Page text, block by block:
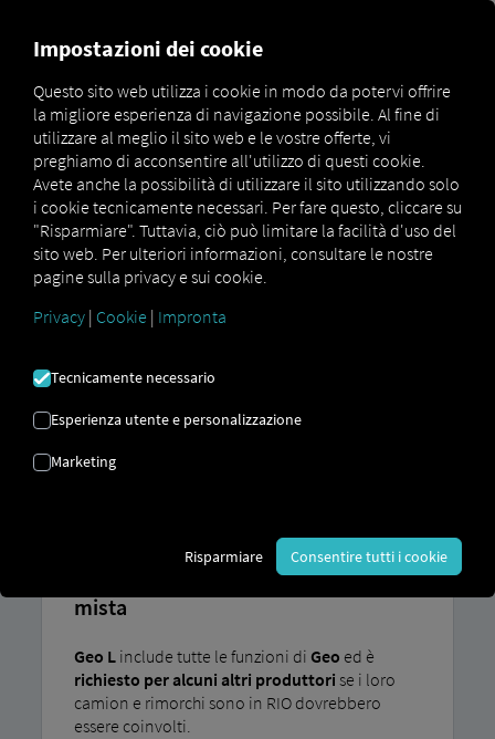
Marketplace Geo L
Prenotazione di Geo L è obbligatorio per
l'importazione dei dati dai sistemi di:
Webfleet (COLLEGAMENTO RIO Edizione)
La bussola digitale per la tua flotta
mista
Geo Linclude tutte le funzioni di Geo ed è
richiesto per alcuni altri produttori se i loro
camion e rimorchi sono in RIO dovrebbero
essere coinvolti.
Impostazioni dei cookie
Questo sito web utilizza i cookie in modo da potervi offrire
la migliore esperienza di navigazione possibile. Al fine di
utilizzare al meglio il sito web e le vostre offerte, vi
preghiamo di acconsentire all'utilizzo di questi cookie.
Avete anche la possibilità di utilizzare il sito utilizzando solo
i cookie tecnicamente necessari. Per fare questo, cliccare su
"Risparmiare". Tuttavia, ciò può limitare la facilità d'uso del
sito web. Per ulteriori informazioni, consultare le nostre
pagine sulla privacy e sui cookie.
Privacy | Cookie | Impronta
Tecnicamente necessario
Esperienza utente e personalizzazione
Marketing
Risparmiare Consentire tutti i cookie